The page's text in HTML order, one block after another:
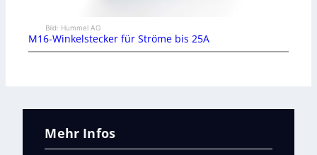
Bild: Hummel AG
M16-Winkelstecker für Ströme bis 25A
Mehr Infos